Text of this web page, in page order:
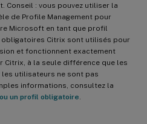
: vous pouvez utiliser la
de Profile Management pour
Microsoft en tant que profil
Citrix sont utilisés pour
et fonctionnent exactement
à la seule différence que les
utilisateurs ne sont pas
informations, consultez la
un profil obligatoire